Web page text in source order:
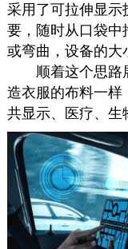
采用了可拉伸显示
要，随时从口袋中
或弯曲，设备的大
顺着这个思路
造衣服的布料一样
共显示、医疗、生